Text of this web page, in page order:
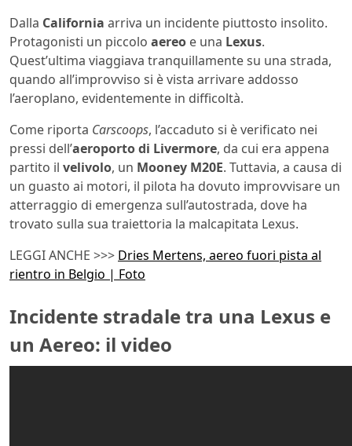
Dalla California arriva un incidente piuttosto insolito.
Protagonisti un piccolo aereo e una Lexus.
Quest’ultima viaggiava tranquillamente su una strada,
quando all’improvviso si è vista arrivare addosso
l’aeroplano, evidentemente in difficoltà.
Come riporta Carscoops, l’accaduto si è verificato nei
pressi dell’aeroporto di Livermore, da cui era appena
partito il velivolo, un Mooney M20E. Tuttavia, a causa di
un guasto ai motori, il pilota ha dovuto improvvisare un
atterraggio di emergenza sull’autostrada, dove ha
trovato sulla sua traiettoria la malcapitata Lexus.
LEGGI ANCHE >>> Dries Mertens, aereo fuori pista al
rientro in Belgio | Foto
Incidente stradale tra una Lexus e
un Aereo: il video